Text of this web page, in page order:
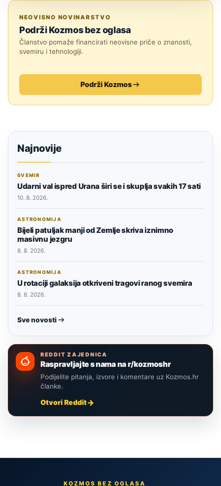
NEOVISNO NOVINARSTVO
Podrži Kozmos bez oglasa
Članstvo pomaže financirati neovisne priče o znanosti,
svemiru i tehnologiji.
Podrži Kozmos
Najnovije
SVEMIR
Udarni val ispred Urana širi se i skuplja svakih 17 sati
10. 8. 2026.
ASTRONOMIJA
Bijeli patuljak manji od Zemlje skriva iznimno
masivnu jezgru
8. 8. 2026.
ASTRONOMIJA
U rotaciji galaksija otkriveni tragovi ranog svemira
8. 8. 2026.
Sve novosti
REDDIT ZAJEDNICA
Raspravljajte s nama na r/kozmoshr
Podijelite pitanja, izvore i komentare uz Kozmos.hr
članke.
Otvori Reddit
KOZMOS BEZ OGLASA